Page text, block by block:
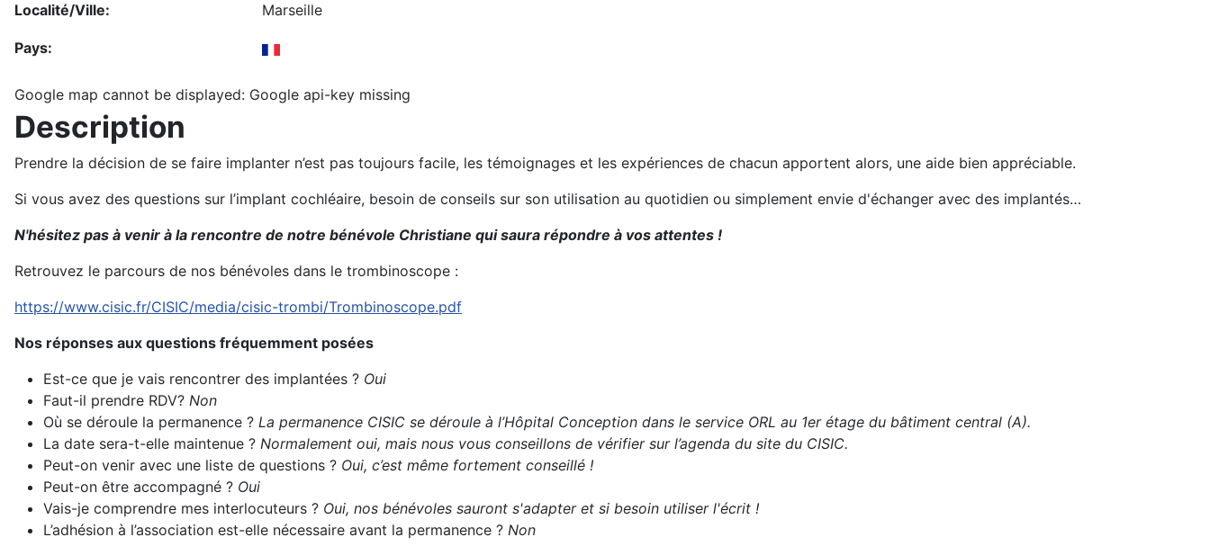
Localité/Ville: Marseille
Pays:
Google map cannot be displayed: Google api-key missing
Description
Prendre la décision de se faire implanter n’est pas toujours facile, les témoignages et les expériences de chacun apportent alors, une aide bien appréciable.
Si vous avez des questions sur l’implant cochléaire, besoin de conseils sur son utilisation au quotidien ou simplement envie d'échanger avec des implantés…
N'hésitez pas à venir à la rencontre de notre bénévole Christiane qui saura répondre à vos attentes !
Retrouvez le parcours de nos bénévoles dans le trombinoscope :
https://www.cisic.fr/CISIC/media/cisic-trombi/Trombinoscope.pdf
Nos réponses aux questions fréquemment posées
Est-ce que je vais rencontrer des implantées ? Oui
Faut-il prendre RDV? Non
Où se déroule la permanence ? La permanence CISIC se déroule à l’Hôpital Conception dans le service ORL au 1er étage du bâtiment central (A).
La date sera-t-elle maintenue ? Normalement oui, mais nous vous conseillons de vérifier sur l’agenda du site du CISIC.
Peut-on venir avec une liste de questions ? Oui, c’est même fortement conseillé !
Peut-on être accompagné ? Oui
Vais-je comprendre mes interlocuteurs ? Oui, nos bénévoles sauront s'adapter et si besoin utiliser l'écrit !
L’adhésion à l’association est-elle nécessaire avant la permanence ? Non